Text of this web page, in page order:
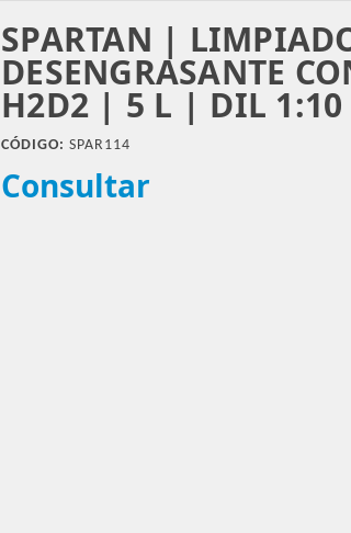
SPARTAN |
DESENGRASANTE
H2D2 | 5 L | DIL 1:10
CÓDIGO: SPAR114
Consultar